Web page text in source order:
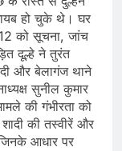
हो चुके थे। घर
को सूचना, जांच
दूल्हे ने तुरंत
और बेलागंज थाने
सुनील कुमार
की गंभीरता को
की तस्वीरें और
आधार पर